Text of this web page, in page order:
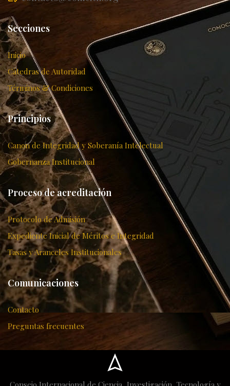
Secciones
Inicio
Cátedras de Autoridad
Términos & Condiciones
Principios
Canon de Integridad y Soberanía Intelectual
Gobernanza Institucional
Proceso de acreditación
Protocolo de Admisión
Expediente Inicial de Méritos e Integridad
Tasas y Aranceles Institucionales
Comunicaciones
Contacto
Preguntas frecuentes